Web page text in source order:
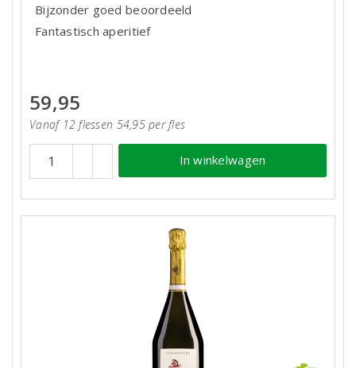
Bijzonder goed beoordeeld
Fantastisch aperitief
59,95
Vanaf 12 flessen 54,95 per fles
In winkelwagen